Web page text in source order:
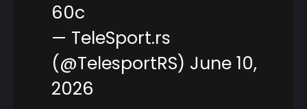
60c
— TeleSport.rs
(@TelesportRS) June 10,
2026